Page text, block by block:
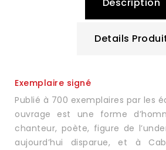
Description
Details
Exemplaire signé
Publié à 700 exemplaires par les
ouvrage est une forme
chanteur, poète, figure de
aujourd’hui disparue, et à